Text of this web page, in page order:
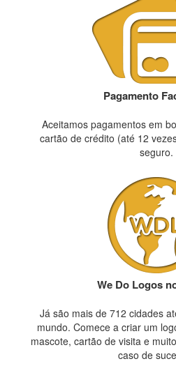
Pagamento
Aceitamos pagamentos em
cartão de crédito (até 12
seguro.
We Do Logos
Já são mais de 712 cidades
mundo. Comece a criar um
mascote, cartão de visita e
caso de